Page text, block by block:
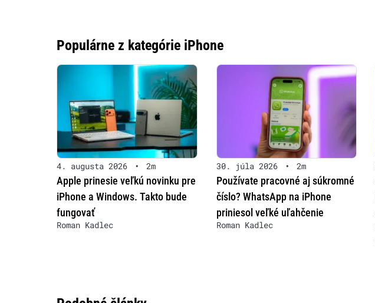
Populárne z kategórie iPhone
4. augusta 2026 • 2m
Apple prinesie veľkú novinku pre
iPhone a Windows. Takto bude
fungovať
Roman Kadlec
30. júla 2026 • 2m
Používate pracovné aj súkromné
číslo? WhatsApp na iPhone
priniesol veľké uľahčenie
Roman Kadlec